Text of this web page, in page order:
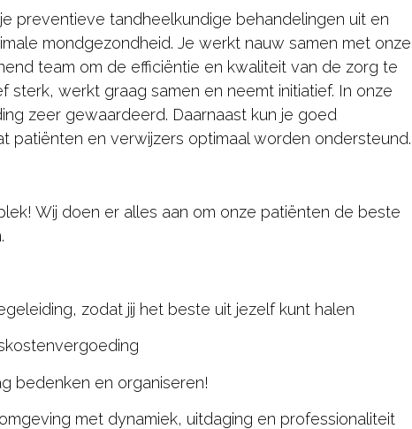
preventieve tandheelkundige behandelingen uit en
mondgezondheid. Je werkt nauw samen met onze
team om de efficiëntie en kwaliteit van de zorg te
sterk, werkt graag samen en neemt initiatief. In onze
zeer gewaardeerd. Daarnaast kun je goed
patiënten en verwijzers optimaal worden ondersteund.
Wij doen er alles aan om onze patiënten de beste
zodat jij het beste uit jezelf kunt halen
bedenken en organiseren!
met dynamiek, uitdaging en professionaliteit